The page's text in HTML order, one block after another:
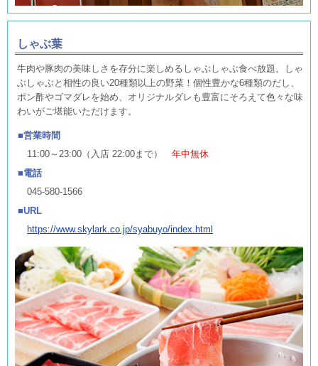
しゃぶ葉
牛肉や豚肉の美味しさを存分に楽しめるしゃぶしゃぶ食べ放題。しゃ
ぶしゃぶと相性の良い20種類以上の野菜！個性豊かな6種類のだし、
ポン酢やゴマダレを始め、オリジナルダレも豊富にそろえて色々な味
わいがご堪能いただけます。
営業時間
11:00～23:00（入店 22:00まで） 年中無休
電話
045-580-1566
URL
https://www.skylark.co.jp/syabuyo/index.html